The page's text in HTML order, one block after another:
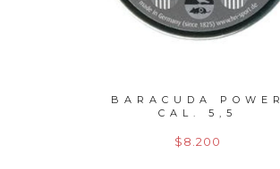
BARACUDA POWER
CAL. 5,5
$8.200